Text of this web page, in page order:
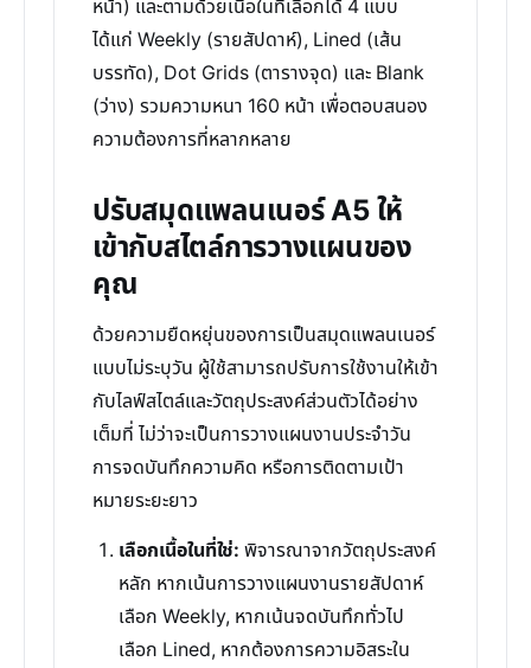
หน้า) และตามด้วยเนื้อในที่เลือกได้ 4 แบบ
ได้แก่ Weekly (รายสัปดาห์), Lined (เส้น
บรรทัด), Dot Grids (ตารางจุด) และ Blank
(ว่าง) รวมความหนา 160 หน้า เพื่อตอบสนอง
ความต้องการที่หลากหลาย
ปรับสมุดแพลนเนอร์ A5 ให้
เข้ากับสไตล์การวางแผนของ
คุณ
ด้วยความยืดหยุ่นของการเป็นสมุดแพลนเนอร์
แบบไม่ระบุวัน ผู้ใช้สามารถปรับการใช้งานให้เข้า
กับไลฟ์สไตล์และวัตถุประสงค์ส่วนตัวได้อย่าง
เต็มที่ ไม่ว่าจะเป็นการวางแผนงานประจำวัน
การจดบันทึกความคิด หรือการติดตามเป้า
หมายระยะยาว
เลือกเนื้อในที่ใช่: พิจารณาจากวัตถุประสงค์
หลัก หากเน้นการวางแผนงานรายสัปดาห์
เลือก Weekly, หากเน้นจดบันทึกทั่วไป
เลือก Lined, หากต้องการความอิสระใน